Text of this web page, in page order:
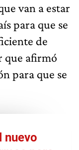
van a estar
para que se
de
que afirmó
para que se
nuevo